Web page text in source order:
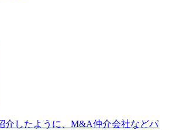
介したように、M&A仲介会社などパ